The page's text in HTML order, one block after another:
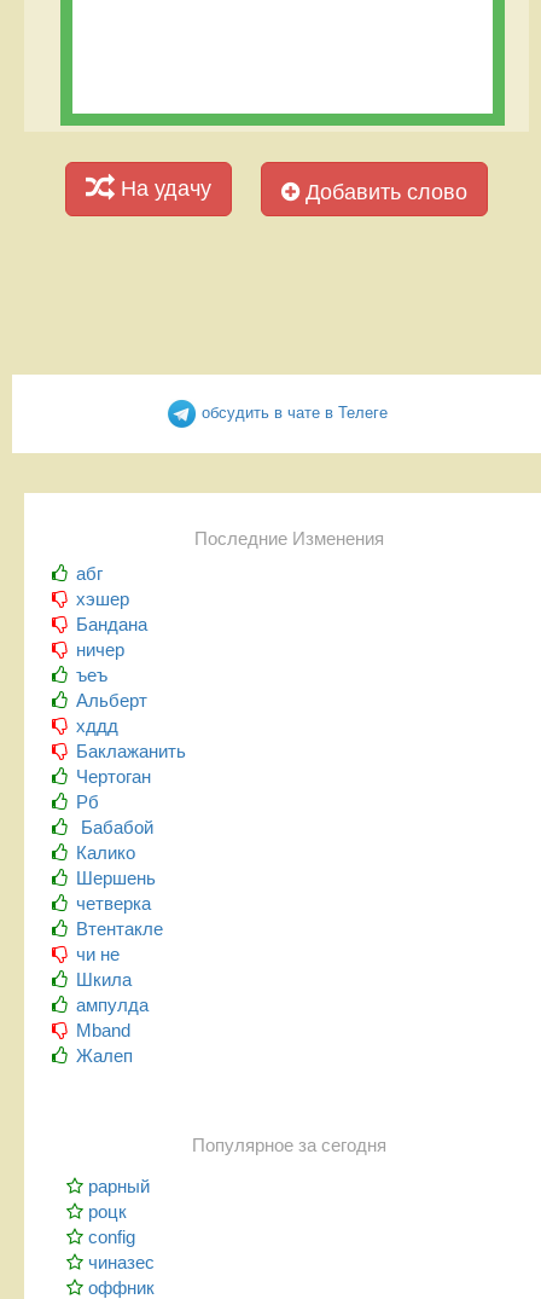
На удачу Добавить слово
обсудить в чате в Телеге
Последние Изменения
абг
хэшер
Бандана
ничер
ъеъ
Альберт
хддд
Баклажанить
Чертоган
Рб
Бабабой
Калико
Шершень
четверка
Втентакле
чи не
Шкила
ампулда
Mband
Жалеп
Популярное за сегодня
рарный
роцк
config
чиназес
оффник